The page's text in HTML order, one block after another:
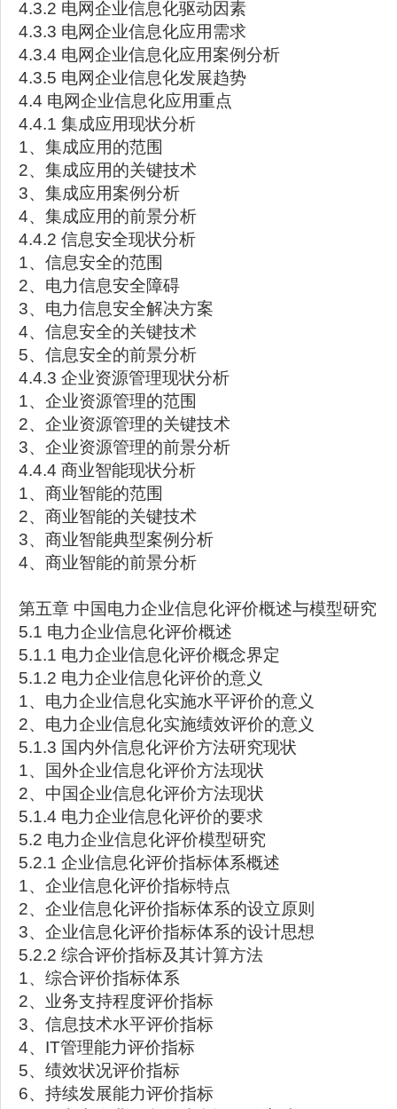
4.3.2 电网企业信息化驱动因素
4.3.3 电网企业信息化应用需求
4.3.4 电网企业信息化应用案例分析
4.3.5 电网企业信息化发展趋势
4.4 电网企业信息化应用重点
4.4.1 集成应用现状分析
1、集成应用的范围
2、集成应用的关键技术
3、集成应用案例分析
4、集成应用的前景分析
4.4.2 信息安全现状分析
1、信息安全的范围
2、电力信息安全障碍
3、电力信息安全解决方案
4、信息安全的关键技术
5、信息安全的前景分析
4.4.3 企业资源管理现状分析
1、企业资源管理的范围
2、企业资源管理的关键技术
3、企业资源管理的前景分析
4.4.4 商业智能现状分析
1、商业智能的范围
2、商业智能的关键技术
3、商业智能典型案例分析
4、商业智能的前景分析
第五章 中国电力企业信息化评价概述与模型研究
5.1 电力企业信息化评价概述
5.1.1 电力企业信息化评价概念界定
5.1.2 电力企业信息化评价的意义
1、电力企业信息化实施水平评价的意义
2、电力企业信息化实施绩效评价的意义
5.1.3 国内外信息化评价方法研究现状
1、国外企业信息化评价方法现状
2、中国企业信息化评价方法现状
5.1.4 电力企业信息化评价的要求
5.2 电力企业信息化评价模型研究
5.2.1 企业信息化评价指标体系概述
1、企业信息化评价指标特点
2、企业信息化评价指标体系的设立原则
3、企业信息化评价指标体系的设计思想
5.2.2 综合评价指标及其计算方法
1、综合评价指标体系
2、业务支持程度评价指标
3、信息技术水平评价指标
4、IT管理能力评价指标
5、绩效状况评价指标
6、持续发展能力评价指标